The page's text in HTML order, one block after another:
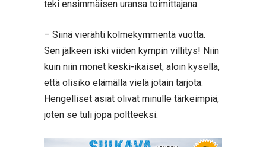
teki ensimmäisen uransa toimittajana.
– Siinä vierähti kolmekymmentä vuotta.
Sen jälkeen iski viiden kympin villitys! Niin
kuin niin monet keski-ikäiset, aloin kysellä,
että olisiko elämällä vielä jotain tarjota.
Hengelliset asiat olivat minulle tärkeimpiä,
joten se tuli jopa poltteeksi.